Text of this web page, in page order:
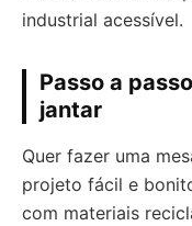
industrial acessível.
Passo a
jantar
Quer fazer uma
projeto fácil e
com materiais